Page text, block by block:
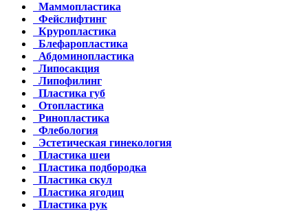
Маммопластика
Фейслифтинг
Круропластика
Блефаропластика
Абдоминопластика
Липосакция
Липофилинг
Пластика губ
Отопластика
Ринопластика
Флебология
Эстетическая гинекология
Пластика шеи
Пластика подбородка
Пластика скул
Пластика ягодиц
Пластика рук